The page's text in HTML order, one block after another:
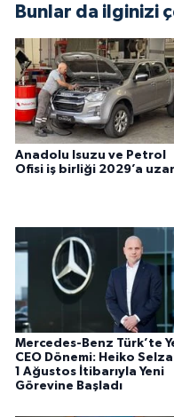
Bunlar da ilginizi
Anadolu Isuzu ve Petrol
Ofisi iş birliği 2029’a
Mercedes-Benz Türk’te
CEO Dönemi: Heiko
1 Ağustos İtibarıyla Yeni
Görevine Başladı